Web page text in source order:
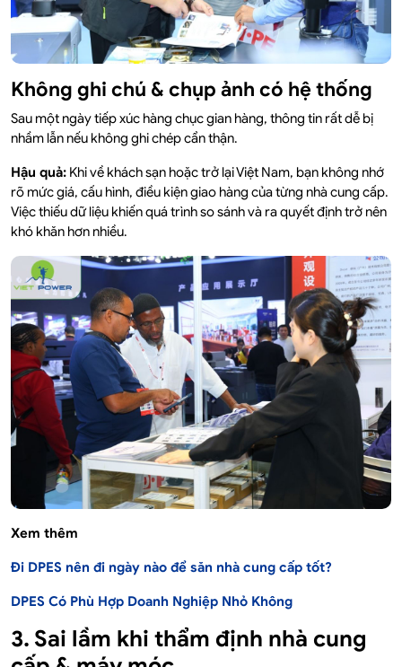
Không ghi chú & chụp ảnh có hệ thống
Sau một ngày tiếp xúc hàng chục gian hàng, thông tin rất dễ bị
nhầm lẫn nếu không ghi chép cẩn thận.
Hậu quả: Khi về khách sạn hoặc trở lại Việt Nam, bạn không nhớ
rõ mức giá, cấu hình, điều kiện giao hàng của từng nhà cung cấp.
Việc thiếu dữ liệu khiến quá trình so sánh và ra quyết định trở nên
khó khăn hơn nhiều.
Xem thêm
Đi DPES nên đi ngày nào để săn nhà cung cấp tốt?
DPES Có Phù Hợp Doanh Nghiệp Nhỏ Không
3. Sai lầm khi thẩm định nhà cung